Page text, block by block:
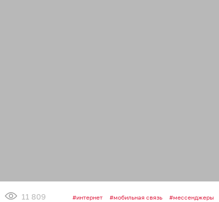
11 809 интернет мобильная связь мессенджеры